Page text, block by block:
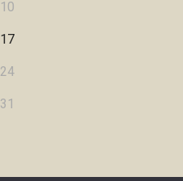
10
17
24
31